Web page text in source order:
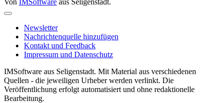
Newsletter
Nachrichtenquelle hinzufügen
Kontakt und Feedback
Impressum und Datenschutz
IMSoftware aus Seligenstadt. Mit Material aus verschiedenen
Quellen - die jeweiligen Urheber werden verlinkt. Die
Veröffentlichung erfolgt automatisiert und ohne redaktionelle
Bearbeitung.